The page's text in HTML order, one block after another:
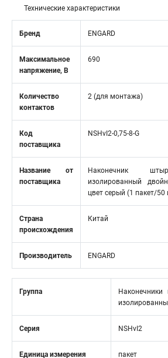
Технические характеристики
Бренд ENGARD
Максимальное
напряжение, В
690
Количество
контактов
2 (для монтажа)
Код
поставщика
NSHvI2-0,75-8-G
Название от
поставщика
Наконечник
изолированный
цвет серый (1 пакет/50
Страна
происхождения
Китай
Производитель ENGARD
Группа
Серия NSHvI2
Единица измерения пакет